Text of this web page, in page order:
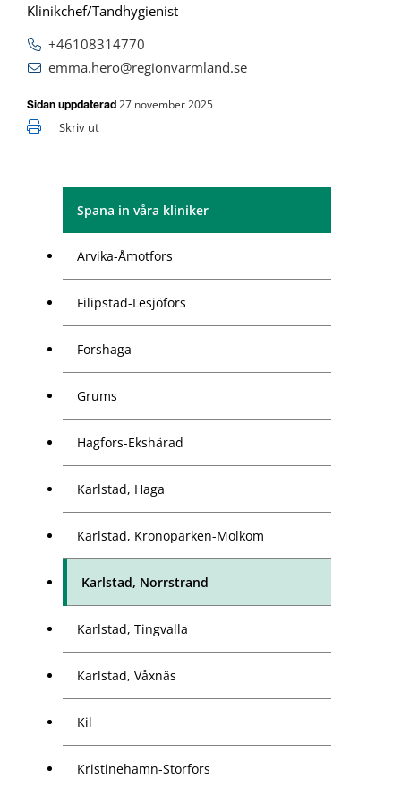
Spana in våra kliniker
Arvika-Åmotfors
Filipstad-Lesjöfors
Forshaga
Grums
Hagfors-Ekshärad
Karlstad, Haga
Karlstad, Kronoparken-Molkom
Karlstad, Norrstrand
Karlstad, Tingvalla
Karlstad, Våxnäs
Kil
Kristinehamn-Storfors
Klinikchef/Tandhygienist
+46108314770
emma.hero@regionvarmland.se
Sidan uppdaterad 27 november 2025
Skriv ut